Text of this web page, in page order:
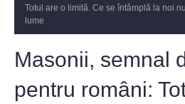
Totul are o limită. Ce se întâmplă la noi
lume
Masonii, semnal
pentru români: